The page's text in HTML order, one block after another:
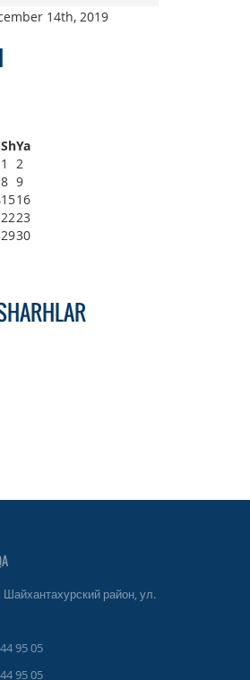
14th, 2019
ShYa
1
2
8 9
1516
2223
2930
Шайхантахурский район, ул.
95 05
95 05